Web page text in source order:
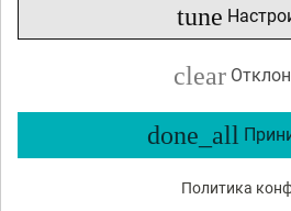
tune
clear
done_all
Политика
Описание
Ключевые